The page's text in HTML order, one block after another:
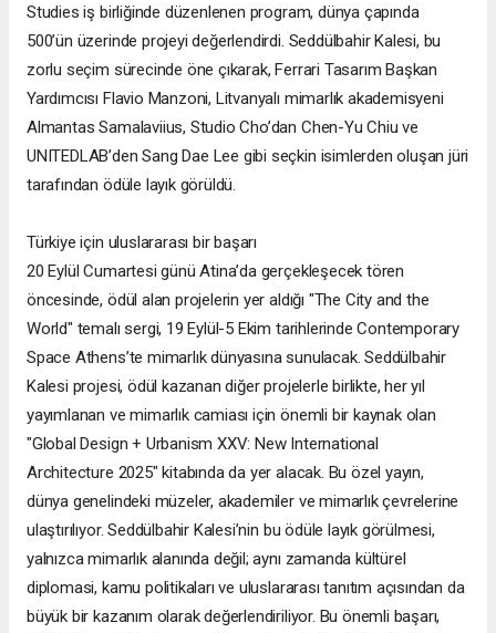
Studies iş birliğinde düzenlenen program, dünya çapında
500’ün üzerinde projeyi değerlendirdi. Seddülbahir Kalesi, bu
zorlu seçim sürecinde öne çıkarak, Ferrari Tasarım Başkan
Yardımcısı Flavio Manzoni, Litvanyalı mimarlık akademisyeni
Almantas Samalaviius, Studio Cho’dan Chen-Yu Chiu ve
UNITEDLAB’den Sang Dae Lee gibi seçkin isimlerden oluşan jüri
tarafından ödüle layık görüldü.
Türkiye için uluslararası bir başarı
20 Eylül Cumartesi günü Atina’da gerçekleşecek tören
öncesinde, ödül alan projelerin yer aldığı "The City and the
World" temalı sergi, 19 Eylül-5 Ekim tarihlerinde Contemporary
Space Athens’te mimarlık dünyasına sunulacak. Seddülbahir
Kalesi projesi, ödül kazanan diğer projelerle birlikte, her yıl
yayımlanan ve mimarlık camiası için önemli bir kaynak olan
"Global Design + Urbanism XXV: New International
Architecture 2025" kitabında da yer alacak. Bu özel yayın,
dünya genelindeki müzeler, akademiler ve mimarlık çevrelerine
ulaştırılıyor. Seddülbahir Kalesi’nin bu ödüle layık görülmesi,
yalnızca mimarlık alanında değil; aynı zamanda kültürel
diplomasi, kamu politikaları ve uluslararası tanıtım açısından da
büyük bir kazanım olarak değerlendiriliyor. Bu önemli başarı,